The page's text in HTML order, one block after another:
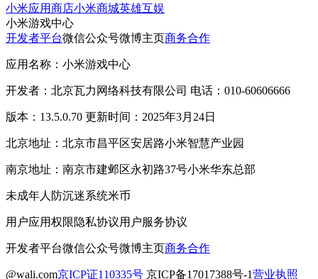
小米应用商店小米商城英雄互娱
小米游戏中心
开发者平台微信公众号微博主页商务合作
应用名称：小米游戏中心
开发者：北京瓦力网络科技有限公司 电话：010-60606666
版本：13.5.0.70 更新时间：2025年3月24日
北京地址：北京市昌平区安居路小米智慧产业园
南京地址：南京市建邺区永初路37号小米华东总部
未成年人防沉迷系统米币
用户应用权限隐私协议用户服务协议
开发者平台微信公众号微博主页商务合作
@wali.com京ICP证110335号 京ICP备17017388号-1营业执照